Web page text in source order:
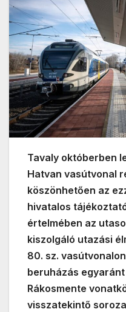
Tavaly októberben
Hatvan vasútvonal
köszönhetően az
hivatalos
értelmében az
kiszolgáló utazási
80. sz.
beruházás
Rákosmente
visszatekintő